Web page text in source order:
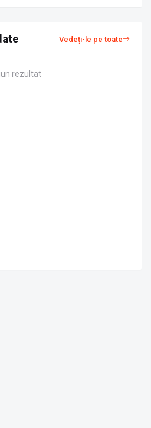
Vedeți-le pe toate
rezultat